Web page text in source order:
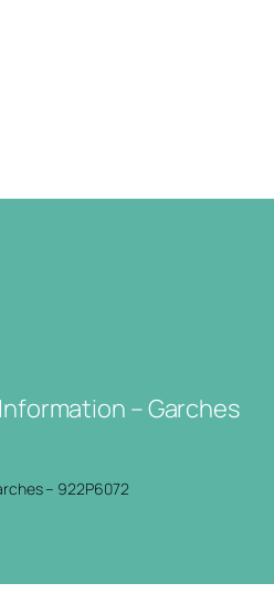
– Garches
– 922P6072